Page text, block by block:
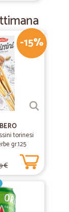
-15%
torinesi
gr.125
€